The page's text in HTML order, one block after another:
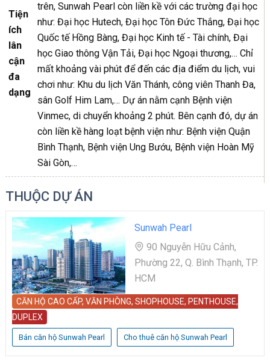
Tiện
ích
lân
cận
đa
dạng
trên, Sunwah Pearl còn liền kề với các trường đại học
như: Đại học Hutech, Đại học Tôn Đức Thắng, Đại học
Quốc tế Hồng Bàng, Đại học Kinh tế - Tài chính, Đại
học Giao thông Vận Tải, Đại học Ngoại thương,… Chỉ
mất khoảng vài phút để đến các địa điểm du lịch, vui
chơi như: Khu du lịch Văn Thánh, công viên Thanh Đa,
sân Golf Him Lam,… Dự án nằm cạnh Bệnh viện
Vinmec, di chuyển khoảng 2 phút. Bên cạnh đó, dự án
còn liền kề hàng loạt bệnh viện như: Bệnh viện Quận
Bình Thạnh, Bệnh viện Ung Bướu, Bệnh viện Hoàn Mỹ
Sài Gòn,…
THUỘC DỰ ÁN
Sunwah Pearl
90 Nguyễn Hữu Cảnh,
Phường 22, Q. Bình Thạnh, TP.
HCM
CĂN HỘ CAO CẤP, VĂN PHÒNG, SHOPHOUSE, PENTHOUSE,
DUPLEX
Bán căn hộ Sunwah Pearl Cho thuê căn hộ Sunwah Pearl